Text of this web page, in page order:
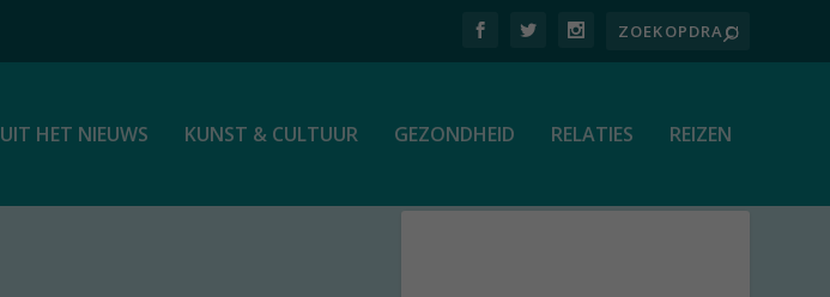
UIT HET NIEUWS KUNST & CULTUUR GEZONDHEID RELATIES REIZEN